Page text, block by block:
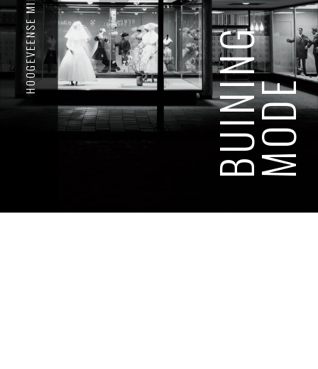
BUININGMODE